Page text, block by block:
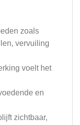
zoals
vervuiling
voelt het
en
zichtbaar,